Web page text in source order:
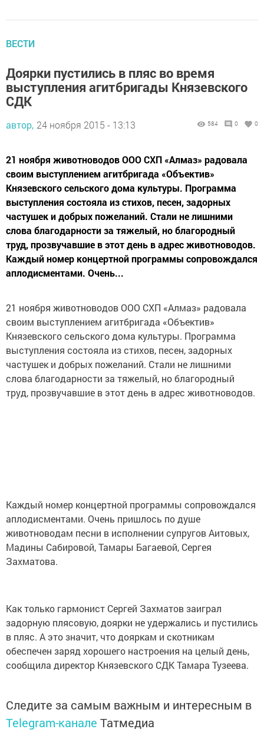
ВЕСТИ
Доярки пустились в пляс во время
выступления агитбригады Князевского
СДК
автор, 24 ноября 2015 - 13:13 584 0 0
21 ноября животноводов ООО СХП «Алмаз» радовала
своим выступлением агитбригада «Объектив»
Князевского сельского дома культуры. Программа
выступления состояла из стихов, песен, задорных
частушек и добрых пожеланий. Стали не лишними
слова благодарности за тяжелый, но благородный
труд, прозвучавшие в этот день в адрес животноводов.
Каждый номер концертной программы сопровождался
аплодисментами. Очень...
21 ноября животноводов ООО СХП «Алмаз» радовала
своим выступлением агитбригада «Объектив»
Князевского сельского дома культуры. Программа
выступления состояла из стихов, песен, задорных
частушек и добрых пожеланий. Стали не лишними
слова благодарности за тяжелый, но благородный
труд, прозвучавшие в этот день в адрес животноводов.
Каждый номер концертной программы сопровождался
аплодисментами. Очень пришлось по душе
животноводам песни в исполнении супругов Аитовых,
Мадины Сабировой, Тамары Багаевой, Сергея
Захматова.
Как только гармонист Сергей Захматов заиграл
задорную плясовую, доярки не удержались и пустились
в пляс. А это значит, что дояркам и скотникам
обеспечен заряд хорошего настроения на целый день,
сообщила директор Князевского СДК Тамара Тузеева.
Следите за самым важным и интересным в
Telegram-канале Татмедиа